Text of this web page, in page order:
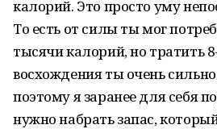
калорий. Это просто уму
То есть от силы ты мог
тысячи калорий, но тратить
восхождения ты очень
поэтому я заранее для себя
нужно набрать запас,